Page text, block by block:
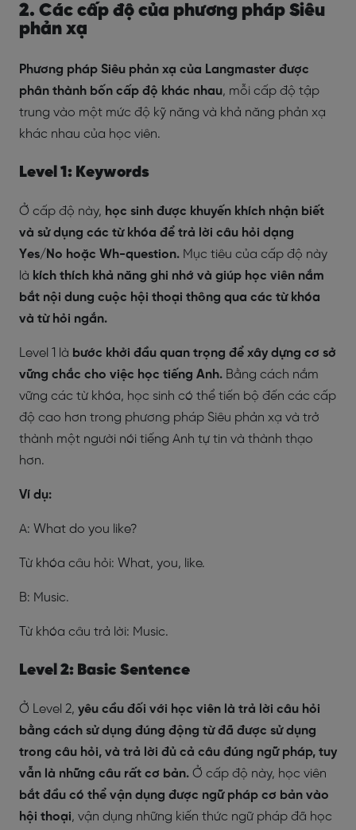
2. Các cấp độ của phương pháp Siêu
phản xạ
Phương pháp Siêu phản xạ của Langmaster được
phân thành bốn cấp độ khác nhau, mỗi cấp độ tập
trung vào một mức độ kỹ năng và khả năng phản xạ
khác nhau của học viên.
Level 1: Keywords
Ở cấp độ này, học sinh được khuyến khích nhận biết
và sử dụng các từ khóa để trả lời câu hỏi dạng
Yes/No hoặc Wh-question. Mục tiêu của cấp độ này
là kích thích khả năng ghi nhớ và giúp học viên nắm
bắt nội dung cuộc hội thoại thông qua các từ khóa
và từ hỏi ngắn.
Level 1 là bước khởi đầu quan trọng để xây dựng cơ sở
vững chắc cho việc học tiếng Anh. Bằng cách nắm
vững các từ khóa, học sinh có thể tiến bộ đến các cấp
độ cao hơn trong phương pháp Siêu phản xạ và trở
thành một người nói tiếng Anh tự tin và thành thạo
hơn.
Ví dụ:
A: What do you like?
Từ khóa câu hỏi: What, you, like.
B: Music.
Từ khóa câu trả lời: Music.
Level 2: Basic Sentence
Ở Level 2, yêu cầu đối với học viên là trả lời câu hỏi
bằng cách sử dụng đúng động từ đã được sử dụng
trong câu hỏi, và trả lời đủ cả câu đúng ngữ pháp, tuy
vẫn là những câu rất cơ bản. Ở cấp độ này, học viên
bắt đầu có thể vận dụng được ngữ pháp cơ bản vào
hội thoại, vận dụng những kiến thức ngữ pháp đã học